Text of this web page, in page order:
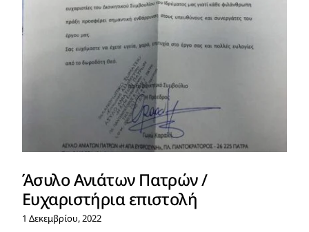
Άσυλο Ανιάτων Πατρών /
Ευχαριστήρια επιστολή
1 Δεκεμβρίου, 2022